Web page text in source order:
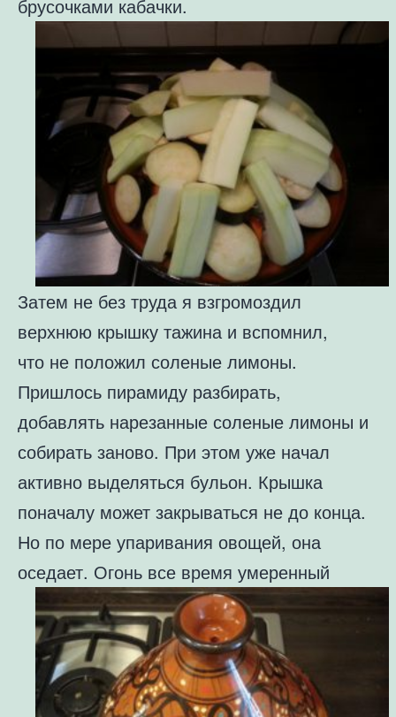
брусочками кабачки.
Затем не без труда я взгромоздил
верхнюю крышку тажина и вспомнил,
что не положил соленые лимоны.
Пришлось пирамиду разбирать,
добавлять нарезанные соленые лимоны и
собирать заново. При этом уже начал
активно выделяться бульон. Крышка
поначалу может закрываться не до конца.
Но по мере упаривания овощей, она
оседает. Огонь все время умеренный